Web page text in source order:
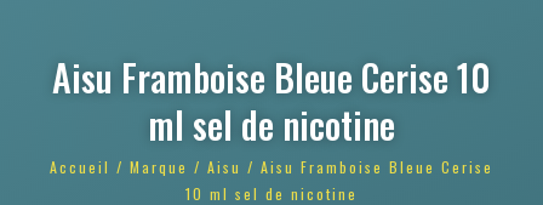
Aisu Framboise Bleue Cerise 10
ml sel de nicotine
Accueil / Marque / Aisu / Aisu Framboise Bleue Cerise
10 ml sel de nicotine